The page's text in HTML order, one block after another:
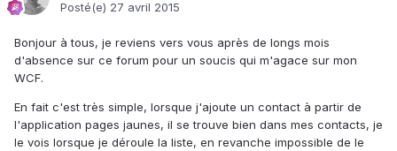
Posté(e) 27 avril 2015
Bonjour à tous, je reviens vers vous après de longs mois
d'absence sur ce forum pour un soucis qui m'agace sur mon
WCF.
En fait c'est très simple, lorsque j'ajoute un contact à partir de
l'application pages jaunes, il se trouve bien dans mes contacts, je
le vois lorsque je déroule la liste, en revanche impossible de le